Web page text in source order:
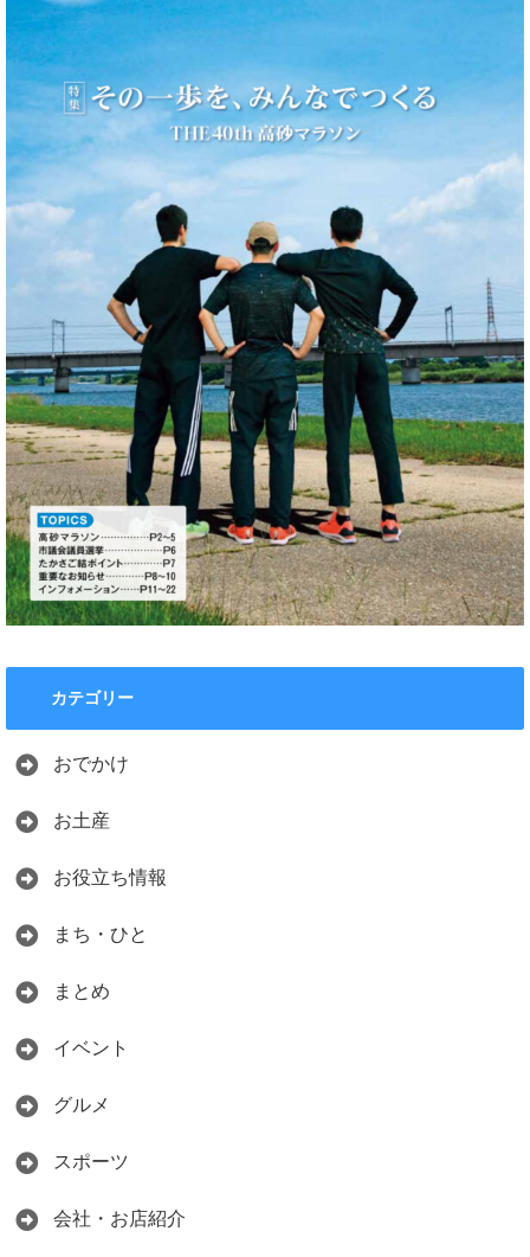
カテゴリー
おでかけ
お土産
お役立ち情報
まち・ひと
まとめ
イベント
グルメ
スポーツ
会社・お店紹介